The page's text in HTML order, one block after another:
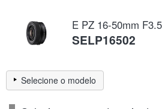
E PZ 16-50mm
SELP16502
Selecione o modelo